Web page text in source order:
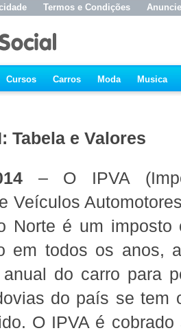
Termos e Condições Anuncie
Cursos Carros Moda Musica
Tabela e Valores
– O IPVA
Veículos
Norte é um imposto
em todos os anos,
do carro para
do país se tem
O IPVA é